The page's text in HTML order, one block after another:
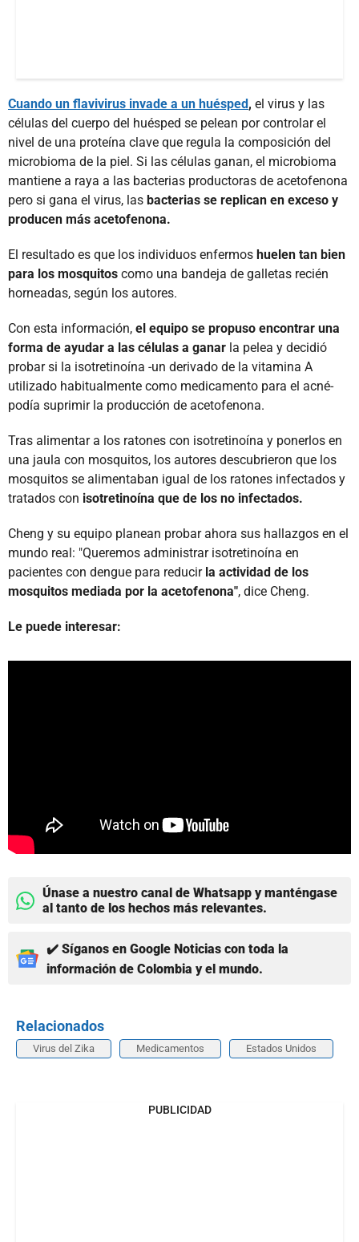
Cuando un flavivirus invade a un huésped, el virus y las
células del cuerpo del huésped se pelean por controlar el
nivel de una proteína clave que regula la composición del
microbioma de la piel. Si las células ganan, el microbioma
mantiene a raya a las bacterias productoras de acetofenona
pero si gana el virus, las bacterias se replican en exceso y
producen más acetofenona.
El resultado es que los individuos enfermos huelen tan bien
para los mosquitos como una bandeja de galletas recién
horneadas, según los autores.
Con esta información, el equipo se propuso encontrar una
forma de ayudar a las células a ganar la pelea y decidió
probar si la isotretinoína -un derivado de la vitamina A
utilizado habitualmente como medicamento para el acné-
podía suprimir la producción de acetofenona.
Tras alimentar a los ratones con isotretinoína y ponerlos en
una jaula con mosquitos, los autores descubrieron que los
mosquitos se alimentaban igual de los ratones infectados y
tratados con isotretinoína que de los no infectados.
Cheng y su equipo planean probar ahora sus hallazgos en el
mundo real: "Queremos administrar isotretinoína en
pacientes con dengue para reducir la actividad de los
mosquitos mediada por la acetofenona", dice Cheng.
Le puede interesar:
Únase a nuestro canal de Whatsapp y manténgase
al tanto de los hechos más relevantes.
✔️ Síganos en Google Noticias con toda la
información de Colombia y el mundo.
Relacionados
Virus del Zika Medicamentos Estados Unidos
PUBLICIDAD